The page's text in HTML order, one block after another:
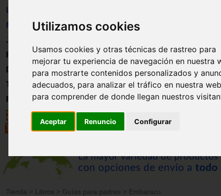
Utilizamos cookies
Usamos cookies y otras técnicas de rastreo para
mejorar tu experiencia de navegación en nuestra
para mostrarte contenidos personalizados y
adecuados, para analizar el tráfico en nuestra
para comprender de donde llegan nuestros
Aceptar Renuncio Configurar
Libros
Material
Juguetes
Formación
Directorio
Trabajo
Registro
Tienda > Libros > Guías para padres > Embarazo